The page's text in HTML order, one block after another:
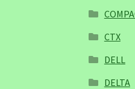
CTX
DELL
DELTA